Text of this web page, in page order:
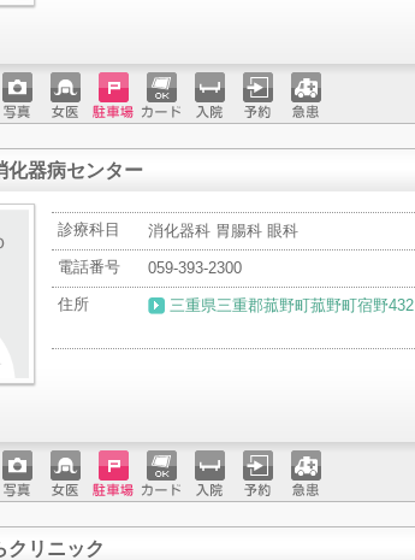
真 女医 駐車場クレジ
ットカ
ード
入院 予約 急患
化器病センター
診療科目
消化器科 胃腸科 眼科
電話番号
059-393-2300
住所
三重県三重郡菰野町菰野町宿野432
真 女医 駐車場クレジ
ットカ
入院 予約 急患
クリニック